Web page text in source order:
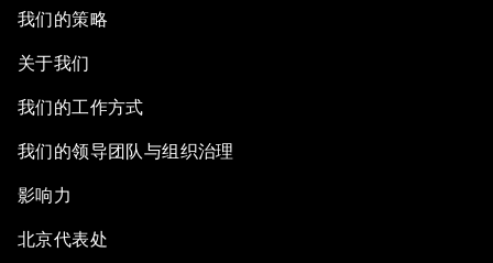
我们的策略
关于我们
我们的工作方式
我们的领导团队与组织治理
影响力
北京代表处